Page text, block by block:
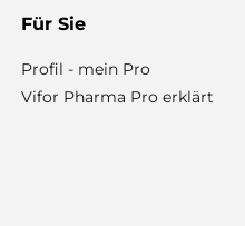
Für Sie
Profil - mein Pro
Vifor Pharma Pro erklärt